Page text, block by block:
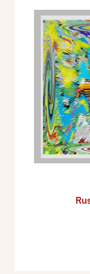
Firenze.
- Premio alla
Associazione
Palermo.
- Premio
digitale
- Premio
Firenze,
marzo 2009.
- Premio
- Premio Italia